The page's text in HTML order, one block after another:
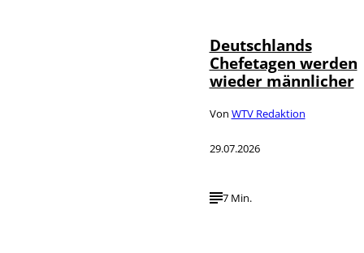
Deutschlands
Chefetagen werden
wieder männlicher
Von WTV Redaktion
29.07.2026
7 Min.